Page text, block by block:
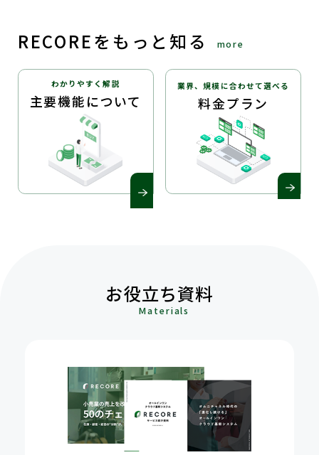
RECOREをもっと知る more
わかりやすく解説
主要機能について
業界、規模に合わせて選べる
料金プラン
お役立ち資料
Materials